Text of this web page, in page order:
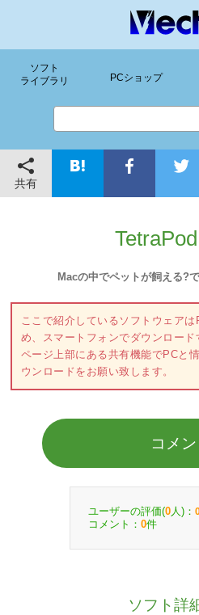
ソフト
ライブラリ
PCショップ
共有
Macの中でペットが飼える?
ここで紹介しているソフトウェア
め、スマートフォンでダウンロード
ページ上部にある共有機能でPCと
ウンロードをお願い致します。
コメン
ユーザーの評価(0 人)：
コメント： 0件
ソフト詳